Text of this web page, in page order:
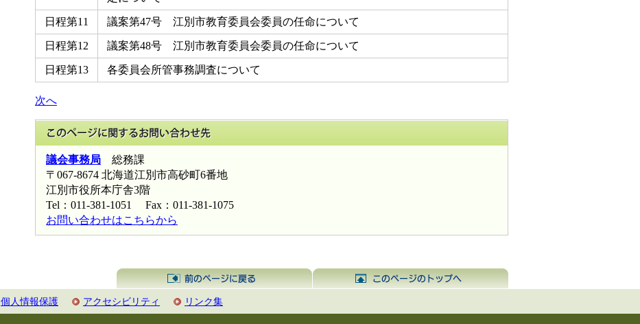
日程第11 議案第47号 江別市教育委員会委員の任命について
日程第12 議案第48号 江別市教育委員会委員の任命について
日程第13 各委員会所管事務調査について
次へ
議会事務局 総務課
〒067-8674 北海道江別市高砂町6番地
江別市役所本庁舎3階
Tel：011-381-1051 Fax：011-381-1075
お問い合わせはこちらから
前のページに戻る
個人情報保護 アクセシビリティ リンク集